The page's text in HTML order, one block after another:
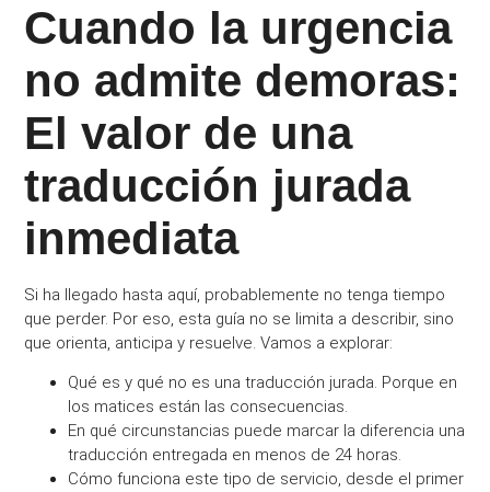
Cuando la urgencia
no admite demoras:
El valor de una
traducción jurada
inmediata
Si ha llegado hasta aquí, probablemente no tenga tiempo
que perder. Por eso, esta guía no se limita a describir, sino
que orienta, anticipa y resuelve. Vamos a explorar:
Qué es y qué no es una traducción jurada. Porque en
los matices están las consecuencias.
En qué circunstancias puede marcar la diferencia una
traducción entregada en menos de 24 horas.
Cómo funciona este tipo de servicio, desde el primer